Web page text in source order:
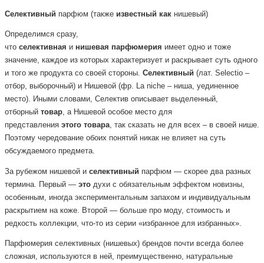
Селективный парфюм (также известный как нишевый)
Определимся сразу,
что селективная и нишевая парфюмерия имеет одно и тоже
значение, каждое из которых характеризует и раскрывает суть одного
и того же продукта со своей стороны. Селективный (лат. Selectio –
отбор, выборочный) и Нишевой (фр. La niche – ниша, уединенное
место). Иными словами, Селектив описывает выделенный,
отборный товар, а Нишевой особое место для
представления этого товара, так сказать не для всех – в своей нише.
Поэтому чередование обоих понятий никак не влияет на суть
обсуждаемого предмета.
За рубежом нишевой и селективный парфюм — скорее два разных
термина. Первый — это духи с обязательным эффектом новизны,
особенным, иногда экспериментальным запахом и индивидуальным
раскрытием на коже. Второй — больше про моду, стоимость и
редкость коллекции, что-то из серии «избранное для избранных».
Парфюмерия селективных (нишевых) брендов почти всегда более
сложная, используются в ней, преимущественно, натуральные